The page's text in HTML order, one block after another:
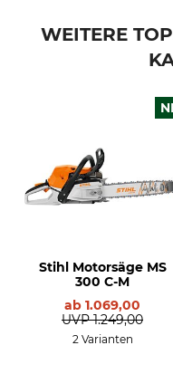
Nein
Hersteller-Artikel-Nr.
1148 200 0241
1,4 kW
Gewicht
WEITERE
Stihl Motorsäge MS
300 C-M
ab 1.069,00
UVP 1.249,00
2 Varianten